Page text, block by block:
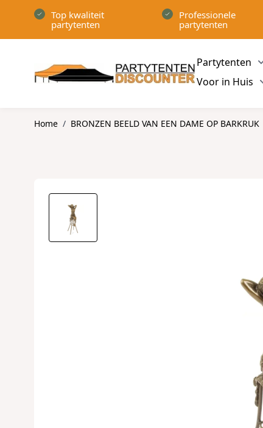
Top kwaliteit
partytenten
Professionele
partytenten
Partytenten
Voor in Huis
Home / BRONZEN BEELD VAN EEN DAME OP BARKRUK